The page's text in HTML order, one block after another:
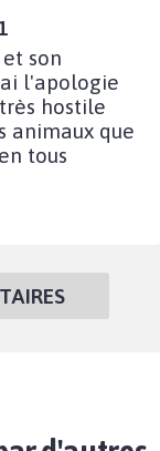
son
l'apologie
hostile
animaux que
tous